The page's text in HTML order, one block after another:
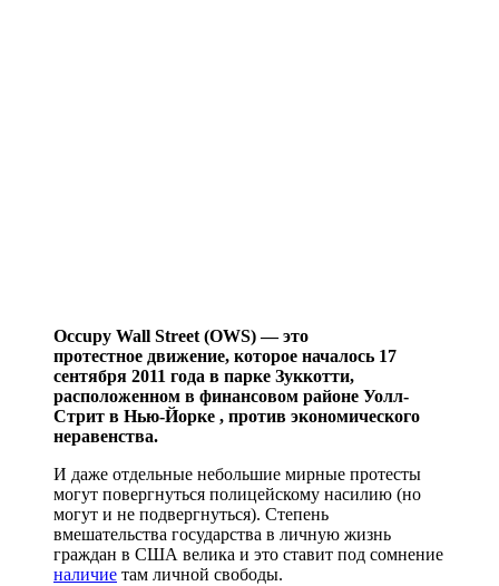
Occupy Wall Street (OWS) — это
протестное движение, которое началось 17
сентября 2011 года в парке Зуккотти,
расположенном в финансовом районе Уолл-
Стрит в Нью-Йорке , против экономического
неравенства.
И даже отдельные небольшие мирные протесты
могут повергнуться полицейскому насилию (но
могут и не подвергнуться). Степень
вмешательства государства в личную жизнь
граждан в США велика и это ставит под сомнение
наличие там личной свободы.